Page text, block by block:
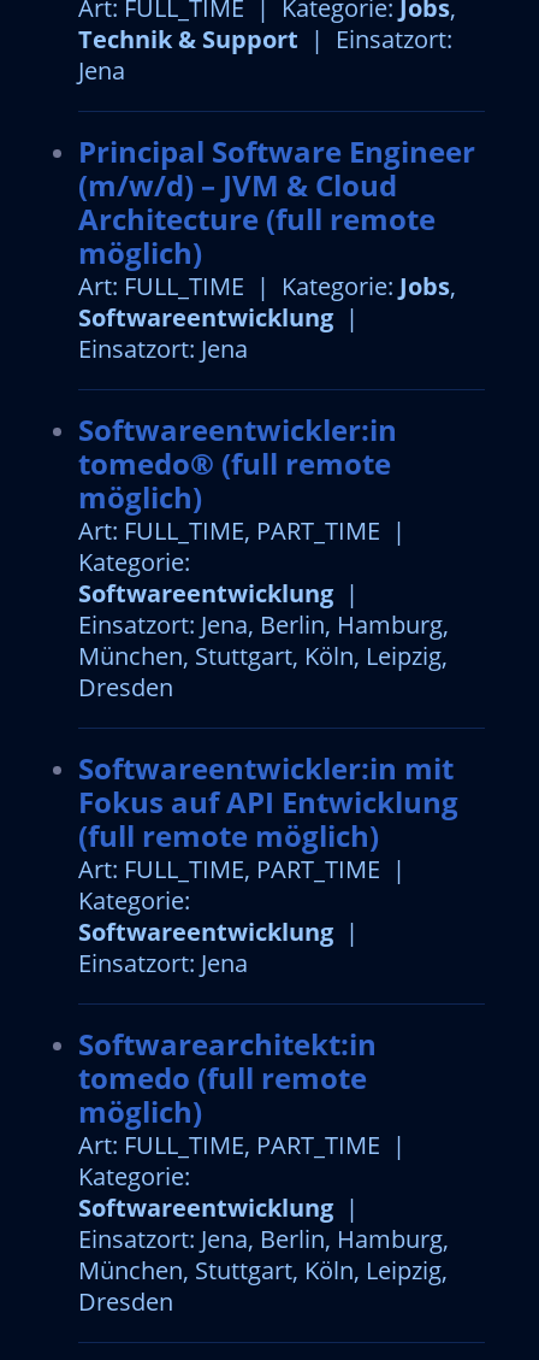
Art: FULL_TIME | Kategorie: Jobs,
Technik & Support | Einsatzort:
Jena
Principal Software Engineer
(m/w/d) – JVM & Cloud
Architecture (full remote
möglich)
Art: FULL_TIME | Kategorie: Jobs,
Softwareentwicklung|
Einsatzort: Jena
Softwareentwickler:in
tomedo® (full remote
möglich)
Art: FULL_TIME, PART_TIME |
Kategorie:
Softwareentwicklung|
Einsatzort: Jena, Berlin, Hamburg,
München, Stuttgart, Köln, Leipzig,
Dresden
Softwareentwickler:in mit
Fokus auf API Entwicklung
(full remote möglich)
Art: FULL_TIME, PART_TIME |
Kategorie:
Softwareentwicklung|
Einsatzort: Jena
Softwarearchitekt:in
tomedo (full remote
möglich)
Art: FULL_TIME, PART_TIME |
Kategorie:
Softwareentwicklung|
Einsatzort: Jena, Berlin, Hamburg,
München, Stuttgart, Köln, Leipzig,
Dresden